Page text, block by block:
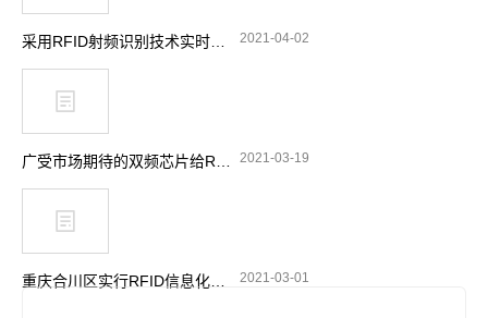
2021-04-02
2021-03-19
2021-03-01